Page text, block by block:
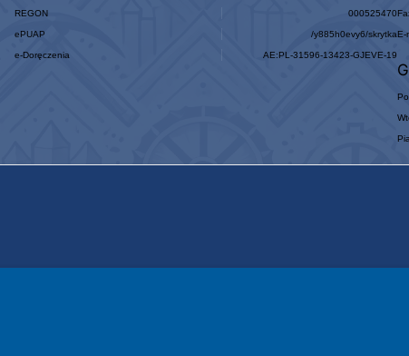
REGON 000525470
ePUAP /y885h0evy6/skrytka
e-Doręczenia AE:PL-31596-13423-GJEVE-19
E-